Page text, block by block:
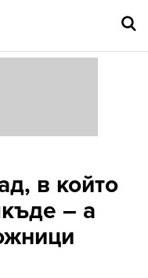
и
в който
– а